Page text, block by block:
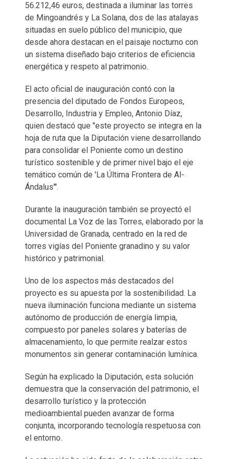
56.212,46 euros, destinada a iluminar las torres
de Mingoandrés y La Solana, dos de las atalayas
situadas en suelo público del municipio, que
desde ahora destacan en el paisaje nocturno con
un sistema diseñado bajo criterios de eficiencia
energética y respeto al patrimonio.
El acto oficial de inauguración contó con la
presencia del diputado de Fondos Europeos,
Desarrollo, Industria y Empleo, Antonio Díaz,
quien destacó que "este proyecto se integra en la
hoja de ruta que la Diputación viene desarrollando
para consolidar el Poniente como un destino
turístico sostenible y de primer nivel bajo el eje
temático común de 'La Última Frontera de Al-
Ándalus'".
Durante la inauguración también se proyectó el
documental La Voz de las Torres, elaborado por la
Universidad de Granada, centrado en la red de
torres vigías del Poniente granadino y su valor
histórico y patrimonial.
Uno de los aspectos más destacados del
proyecto es su apuesta por la sostenibilidad. La
nueva iluminación funciona mediante un sistema
autónomo de producción de energía limpia,
compuesto por paneles solares y baterías de
almacenamiento, lo que permite realzar estos
monumentos sin generar contaminación lumínica.
Según ha explicado la Diputación, esta solución
demuestra que la conservación del patrimonio, el
desarrollo turístico y la protección
medioambiental pueden avanzar de forma
conjunta, incorporando tecnología respetuosa con
el entorno.